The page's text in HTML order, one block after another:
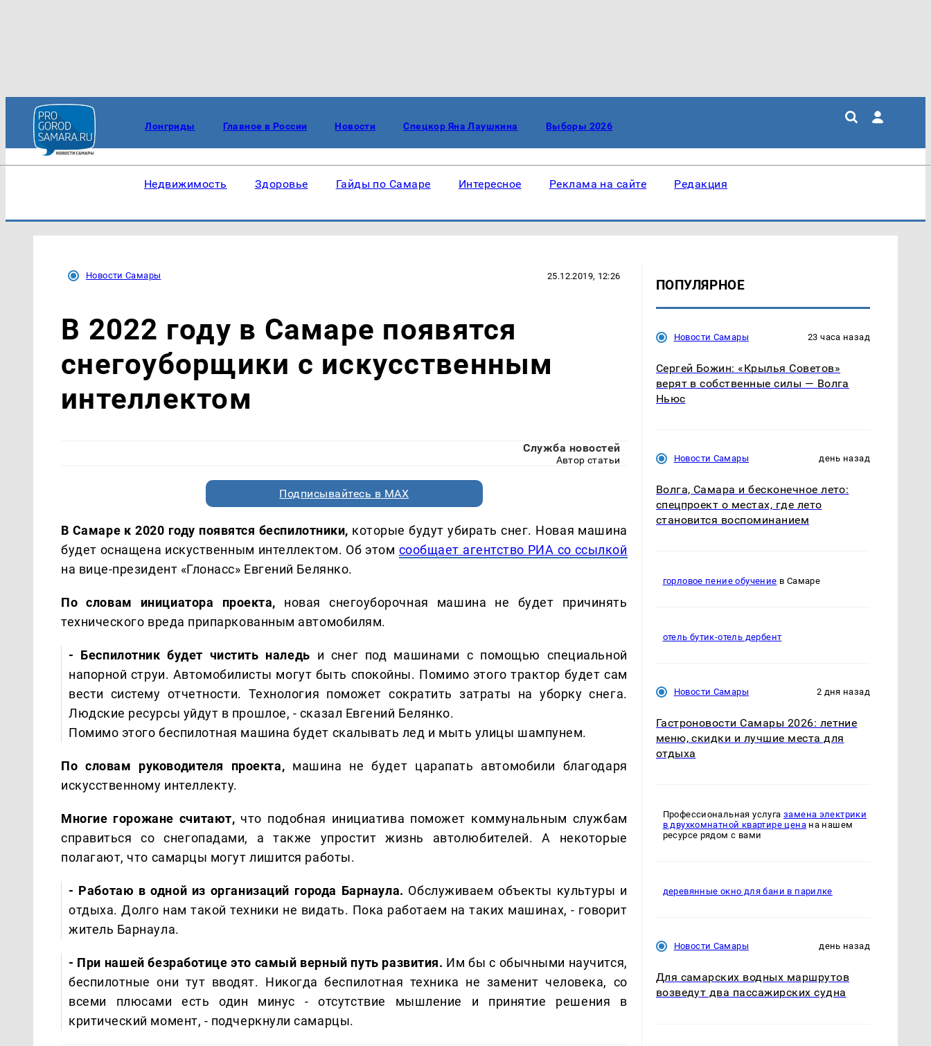
Лонгриды Главное в России Новости Спецкор Яна Лаушкина Выборы 2026
Недвижимость Здоровье Гайды по Самаре Интересное Реклама на сайте Редакция
Новости Самары 25.12.2019, 12:26
В 2022 году в Самаре появятся
снегоуборщики с искусственным
интеллектом
Служба новостей
Автор статьи
Подписывайтесь в MAX
В Самаре к 2020 году появятся беспилотники, которые будут убирать снег. Новая машина
будет оснащена искуственным интеллектом. Об этом сообщает агентство РИА со ссылкой
на вице-президент «Глонасс» Евгений Белянко.
По словам инициатора проекта, новая снегоуборочная машина не будет причинять
технического вреда припаркованным автомобилям.
- Беспилотник будет чистить наледь и снег под машинами с помощью специальной
напорной струи. Автомобилисты могут быть спокойны. Помимо этого трактор будет сам
вести систему отчетности. Технология поможет сократить затраты на уборку снега.
Людские ресурсы уйдут в прошлое, - сказал Евгений Белянко.
Помимо этого беспилотная машина будет скалывать лед и мыть улицы шампунем.
По словам руководителя проекта, машина не будет царапать автомобили благодаря
искусственному интеллекту.
Многие горожане считают, что подобная инициатива поможет коммунальным службам
справиться со снегопадами, а также упростит жизнь автолюбителей. А некоторые
полагают, что самарцы могут лишится работы.
- Работаю в одной из организаций города Барнаула. Обслуживаем объекты культуры и
отдыха. Долго нам такой техники не видать. Пока работаем на таких машинах, - говорит
житель Барнаула.
- При нашей безработице это самый верный путь развития. Им бы с обычными научится,
беспилотные они тут вводят. Никогда беспилотная техника не заменит человека, со
всеми плюсами есть один минус - отсутствие мышление и принятие решения в
критический момент, - подчеркнули самарцы.
ПОПУЛЯРНОЕ
Новости Самары 23 часа назад
Сергей Божин: «Крылья Советов»
верят в собственные силы — Волга
Ньюс
Новости Самары день назад
Волга, Самара и бесконечное лето:
спецпроект о местах, где лето
становится воспоминанием
горловое пение обучение в Самаре
отель бутик-отель дербент
Новости Самары 2 дня назад
Гастроновости Самары 2026: летние
меню, скидки и лучшие места для
отдыха
Профессиональная услуга замена электрики
в двухкомнатной квартире ценана нашем
ресурсе рядом с вами
деревянные окно для бани в парилке
Новости Самары день назад
Для самарских водных маршрутов
возведут два пассажирских судна